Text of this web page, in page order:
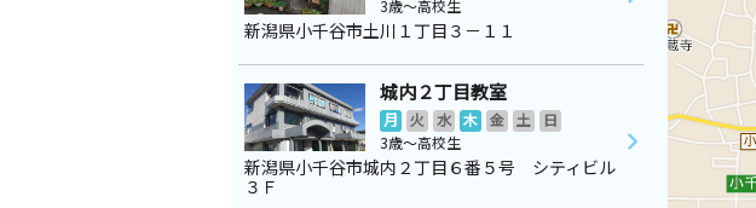
3歳～高校生
新潟県小千谷市土川１丁目３－１１
城内２丁目教室
月 火 水 木 金 土
日
3歳～高校生
新潟県小千谷市城内２丁目６番５号 シティビル
３Ｆ